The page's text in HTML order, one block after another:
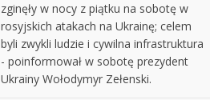
zginęły w nocy z piątku na sobotę w
rosyjskich atakach na Ukrainę; celem
byli zwykli ludzie i cywilna infrastruktura
- poinformował w sobotę prezydent
Ukrainy Wołodymyr Zełenski.